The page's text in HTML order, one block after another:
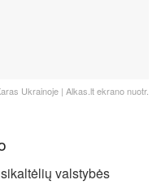
Ukrainoje | Alkas.lt ekrano nuotr.
valstybės